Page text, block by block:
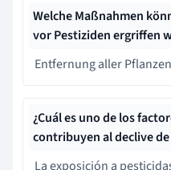
Welche Maßnahmen
vor Pestiziden ergriffen
Entfernung aller
¿Cuál es uno de los
contribuyen al declive
La exposición a